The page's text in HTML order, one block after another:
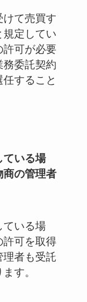
けて売買す
規定してい
許可が必要
務委託契約
すること
ている場
商の管理者
ている場
許可を取得
理者も受託
す。